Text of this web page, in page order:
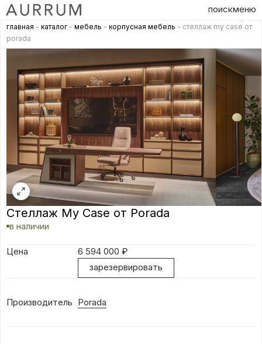
поискменю
главная - каталог - мебель - корпусная мебель - стеллаж my case от
porada
Стеллаж My Case от Porada
в наличии
Цена 6 594 000 ₽
зарезервировать
Производитель Porada